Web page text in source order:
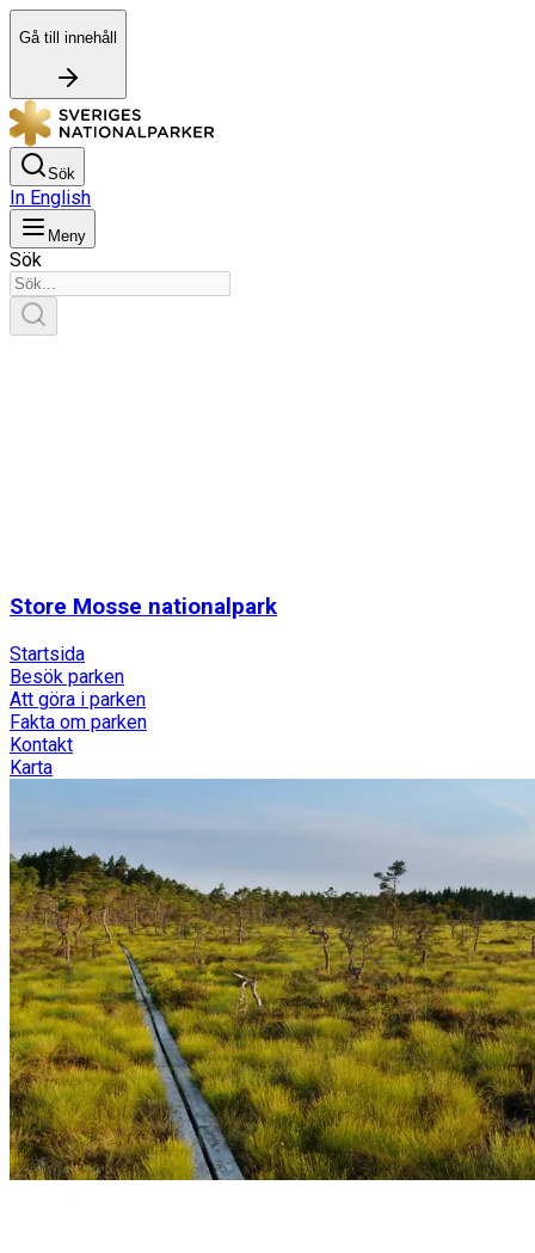
Gå till innehåll
Sök
In English
Meny
Sök
Store Mosse nationalpark
Startsida
Besök parken
Att göra i parken
Fakta om parken
Kontakt
Karta